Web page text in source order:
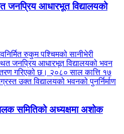
जनप्रिय आधारभूत विद्यालयको
रुकुम पश्चिमको सानीभेरी
जनप्रिय आधारभूत विद्यालयको भवन
गरिएको छ। २०८० साल कात्ति १७
उक्त विद्यालयको भवनको पुनर्निर्माण
समितिको अध्यक्षमा अशोक